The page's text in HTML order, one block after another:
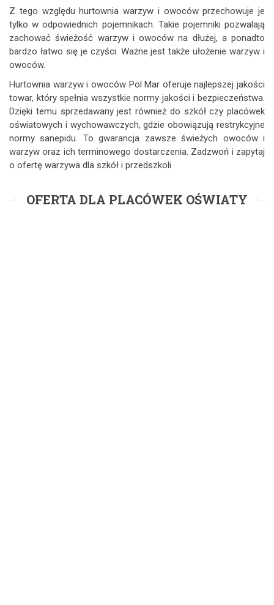
Z tego względu hurtownia warzyw i owoców przechowuje je
tylko w odpowiednich pojemnikach. Takie pojemniki pozwalają
zachować świeżość warzyw i owoców na dłużej, a ponadto
bardzo łatwo się je czyści. Ważne jest także ułożenie warzyw i
owoców.
Hurtownia warzyw i owoców Pol Mar oferuje najlepszej jakości
towar, który spełnia wszystkie normy jakości i bezpieczeństwa.
Dzięki temu sprzedawany jest również do szkół czy placówek
oświatowych i wychowawczych, gdzie obowiązują restrykcyjne
normy sanepidu. To gwarancja zawsze świeżych owoców i
warzyw oraz ich terminowego dostarczenia. Zadzwoń i zapytaj
o ofertę warzywa dla szkół i przedszkoli
OFERTA DLA PLACÓWEK OŚWIATY